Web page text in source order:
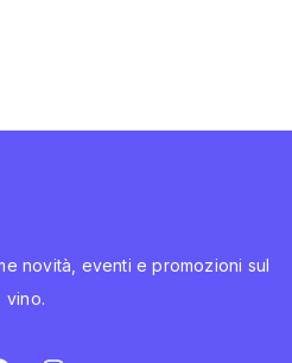
novità, eventi e promozioni sul
vino.